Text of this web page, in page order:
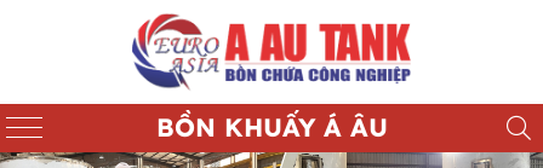
BỒN KHUẤY Á ÂU